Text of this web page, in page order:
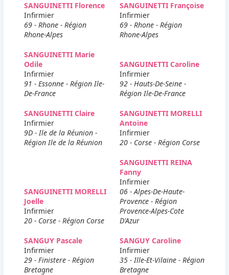
SANGUINETTI Florence
Infirmier
69 - Rhone - Région
Rhone-Alpes
SANGUINETTI Françoise
Infirmier
69 - Rhone - Région
Rhone-Alpes
SANGUINETTI Marie
Odile
Infirmier
91 - Essonne - Région Ile-
De-France
SANGUINETTI Caroline
Infirmier
92 - Hauts-De-Seine -
Région Ile-De-France
SANGUINETTI Claire
Infirmier
9D - Ile de la Réunion -
Région Ile de la Réunion
SANGUINETTI MORELLI
Antoine
Infirmier
20 - Corse - Région Corse
SANGUINETTI MORELLI
Joelle
Infirmier
20 - Corse - Région Corse
SANGUINETTI REINA
Fanny
Infirmier
06 - Alpes-De-Haute-
Provence - Région
Provence-Alpes-Cote
D'Azur
SANGUY Pascale
Infirmier
29 - Finistere - Région
Bretagne
SANGUY Caroline
Infirmier
35 - Ille-Et-Vilaine - Région
Bretagne